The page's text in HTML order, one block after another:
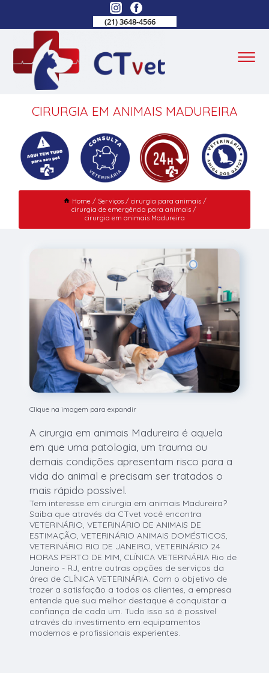
(21) 3648-4566
CIRURGIA EM ANIMAIS MADUREIRA
Home Serviços
cirurgia para animais
cirurgia de emergência para animais
cirurgia em animais Madureira
Clique na imagem para expandir
A cirurgia em animais Madureira é aquela
em que uma patologia, um trauma ou
demais condições apresentam risco para a
vida do animal e precisam ser tratados o
mais rápido possível.
Tem interesse em cirurgia em animais Madureira?
Saiba que através da CTvet você encontra
VETERINÁRIO, VETERINÁRIO DE ANIMAIS DE
ESTIMAÇÃO, VETERINÁRIO ANIMAIS DOMÉSTICOS,
VETERINÁRIO RIO DE JANEIRO, VETERINÁRIO 24
HORAS PERTO DE MIM, CLÍNICA VETERINÁRIA Rio de
Janeiro - RJ, entre outras opções de serviços da
área de CLÍNICA VETERINÁRIA. Com o objetivo de
trazer a satisfação a todos os clientes, a empresa
entende que sua melhor destaque é conquistar a
confiança de cada um. Tudo isso só é possível
através do investimento em equipamentos
modernos e profissionais experientes.